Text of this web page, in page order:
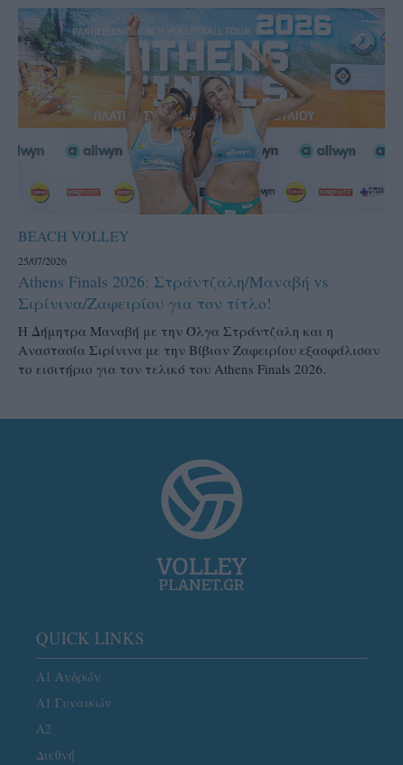
BEACH VOLLEY
25/07/2026
Athens Finals 2026: Στράντζαλη/Μαναβή vs
Σιρίνινα/Ζαφειρίου για τον τίτλο!
H Δήμητρα Μαναβή με την Όλγα Στράντζαλη και η
Αναστασία Σιρίνινα με την Βίβιαν Ζαφειρίου εξασφάλισαν
το εισιτήριο για τον τελικό του Athens Finals 2026.
QUICK LINKS
Α1 Ανδρών
Α1 Γυναικών
A2
Διεθνή